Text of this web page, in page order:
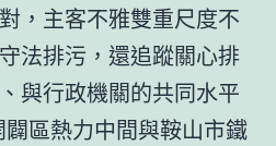
，主客不雅雙重尺度不
法排污，還追蹤關心排
與行政機關的共同水平
區熱力中間與鞍山市鐵